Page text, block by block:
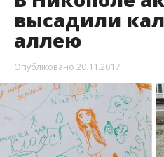
высадили
аллею
Опубліковано 20.11.2017